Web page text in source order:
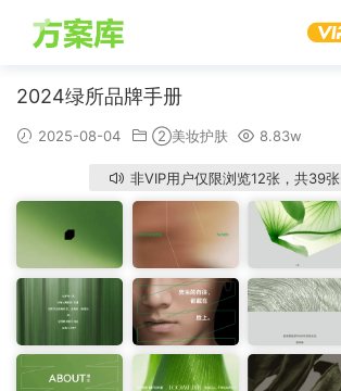
2024绿所品牌手册
2025-08-04 ②美妆护肤 8.83w
非VIP用户仅限浏览12张，共39张